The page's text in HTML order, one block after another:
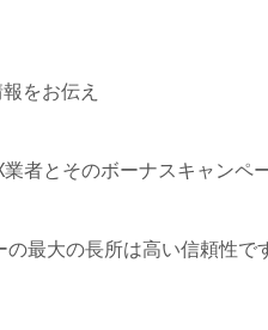
をお伝え
業者とそのボーナスキャン
最大の長所は高い信頼性で